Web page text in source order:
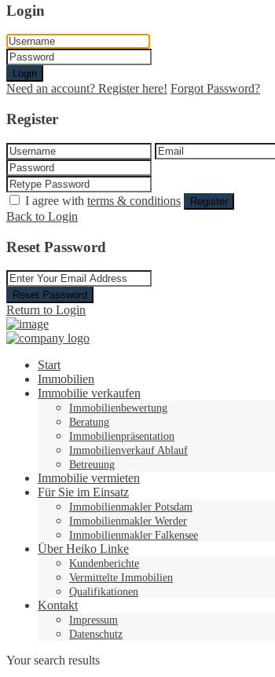
Login
Login
Need an account? Register here! Forgot Password?
Register
I agree with terms & conditions Register
Back to Login
Reset Password
Reset Password
Return to Login
Start
Immobilien
Immobilie verkaufen
Immobilienbewertung
Beratung
Immobilienpräsentation
Immobilienverkauf Ablauf
Betreuung
Immobilie vermieten
Für Sie im Einsatz
Immobilienmakler Potsdam
Immobilienmakler Werder
Immobilienmakler Falkensee
Über Heiko Linke
Kundenberichte
Vermittelte Immobilien
Qualifikationen
Kontakt
Impressum
Datenschutz
Your search results